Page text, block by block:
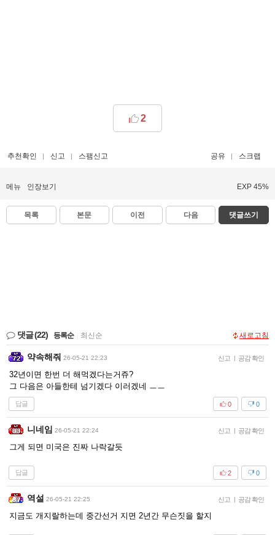
2
추천확인 신고 스팸신고 공유 스크랩
메뉴 인장보기 EXP 45%
목록 본문 이전 다음 댓글쓰기
댓글(22) 등록순 최신순 새로고침
약속해줘 26-05-21 22:23 신고 | 공감 확인
32년이면 한번 더 해먹겠다는거쥬?
그 다음은 아들한테 넘기겠다 이러겠네 ㅡㅡ
답글 0
0
니네임 26-05-21 22:24 신고 | 공감 확인
그게 되면 미국은 진짜 나락갈듯
답글 0
2
역설 26-05-21 22:25 신고 | 공감 확인
지금도 개지랄하는데 중간선거 지면 2년간 무슨짓을 할지